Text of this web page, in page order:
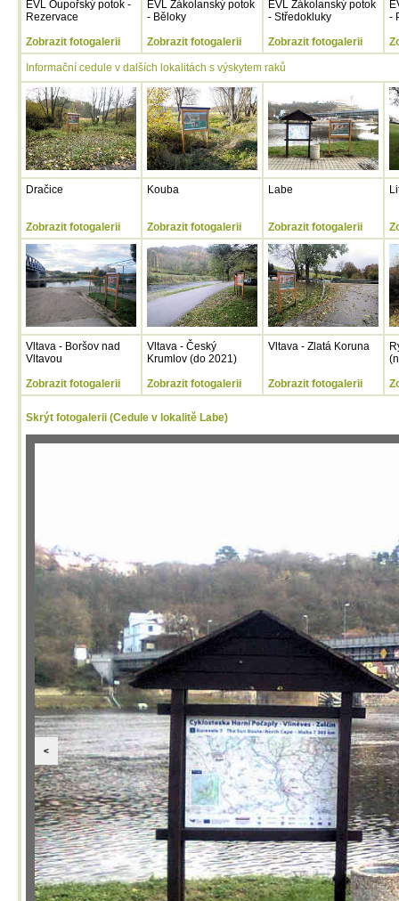
EVL Oupořský potok -
Rezervace
Zobrazit fotogalerii
EVL Zákolanský potok
- Běloky
Zobrazit fotogalerii
EVL Zákolanský potok
- Středokluky
Zobrazit fotogalerii
-
Informační cedule v dalších lokalitách s výskytem raků
Dračice
Zobrazit fotogalerii
Kouba
Zobrazit fotogalerii
Labe
Zobrazit fotogalerii
Vltava - Boršov nad
Vltavou
Zobrazit fotogalerii
Vltava - Český
Krumlov (do 2021)
Zobrazit fotogalerii
Vltava - Zlatá Koruna
Zobrazit fotogalerii
Skrýt fotogalerii (Cedule v lokalitě Labe)
<